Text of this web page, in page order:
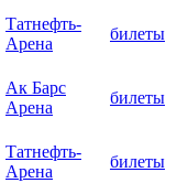
Татнефть-
Арена
билеты
Ак Барс
Арена
билеты
Татнефть-
Арена
билеты